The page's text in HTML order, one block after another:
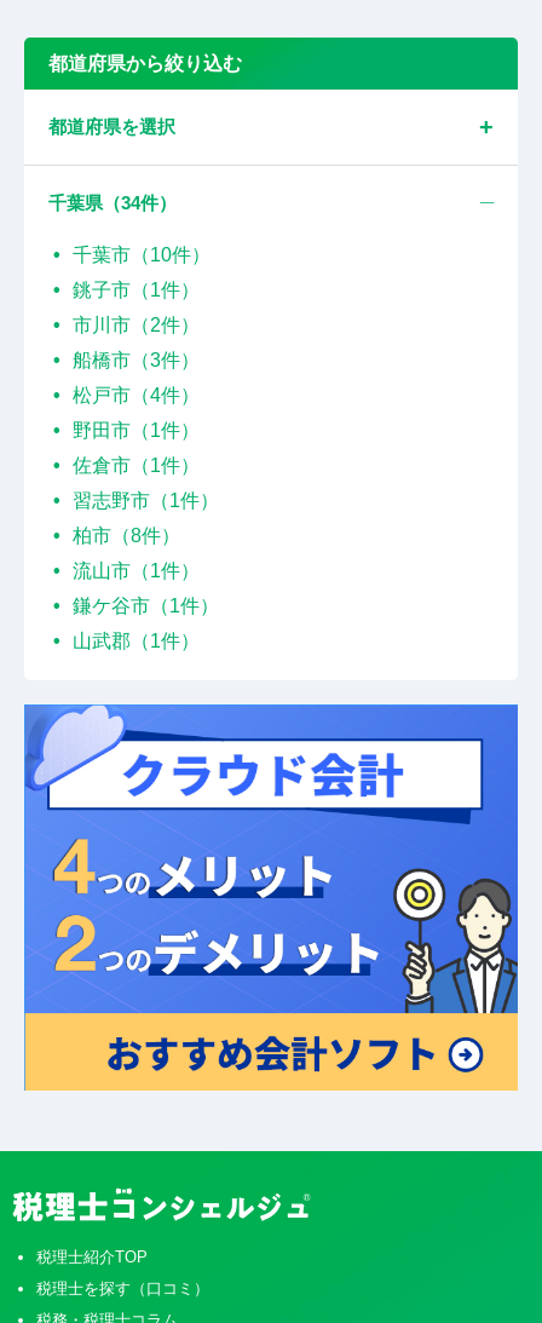
都道府県から絞り込む
都道府県を選択
千葉県（34件）
千葉市（10件）
銚子市（1件）
市川市（2件）
船橋市（3件）
松戸市（4件）
野田市（1件）
佐倉市（1件）
習志野市（1件）
柏市（8件）
流山市（1件）
鎌ケ谷市（1件）
山武郡（1件）
税理士紹介TOP
税理士を探す（口コミ）